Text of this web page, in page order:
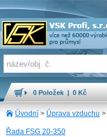
0 Položek | 0 Kč
Úvodní > Úprava vzduchu >
Řada FSG 20-350